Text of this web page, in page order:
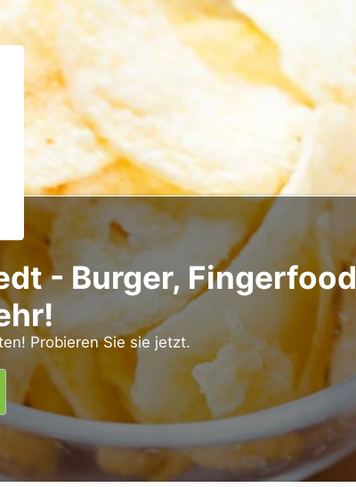
- Burger, Fingerfood
Probieren Sie sie jetzt.